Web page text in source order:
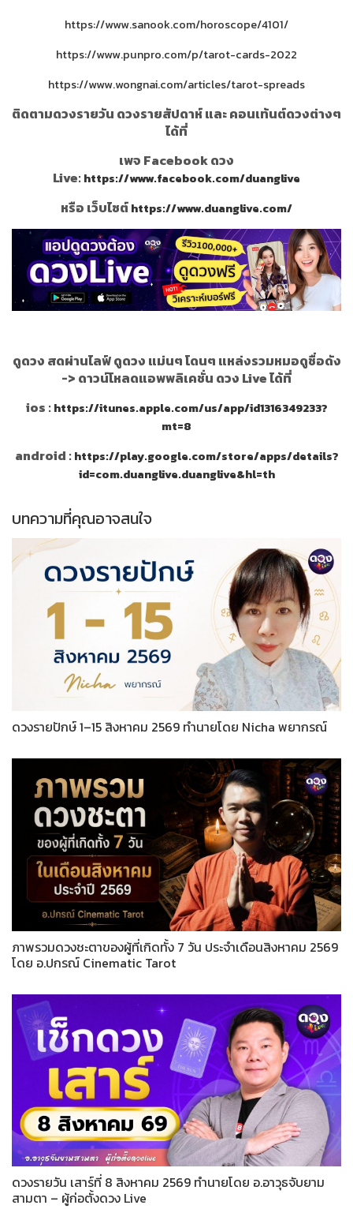
https://www.sanook.com/horoscope/4101/
https://www.punpro.com/p/tarot-cards-2022
https://www.wongnai.com/articles/tarot-spreads
ติดตามดวงรายวัน ดวงรายสัปดาห์ และ คอนเท้นต์ดวงต่างๆ
ได้ที่
เพจ Facebook ดวง
Live:https://www.facebook.com/duanglive
หรือ เว็บไซต์https://www.duanglive.com/
ดูดวง สดผ่านไลฟ์ ดูดวง แม่นๆ โดนๆ แหล่งรวมหมอดูชื่อดัง
-> ดาวน์โหลดแอพพลิเคชั่น ดวง Live ได้ที่
ios :https://itunes.apple.com/us/app/id1316349233?
mt=8
android :https://play.google.com/store/apps/details?
id=com.duanglive.duanglive&hl=th
บทความที่คุณอาจสนใจ
ดวงรายปักษ์ 1–15 สิงหาคม 2569 ทำนายโดย Nicha พยากรณ์
ภาพรวมดวงชะตาของผู้ที่เกิดทั้ง 7 วัน ประจำเดือนสิงหาคม 2569
โดย อ.ปกรณ์ Cinematic Tarot
ดวงรายวัน เสาร์ที่ 8 สิงหาคม 2569 ทำนายโดย อ.อาวุธจับยาม
สามตา – ผู้ก่อตั้งดวง Live